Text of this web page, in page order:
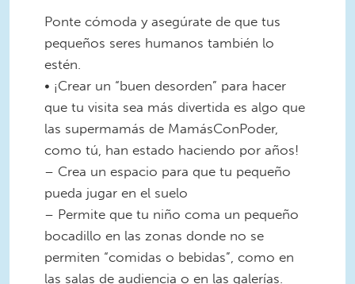
Ponte cómoda y asegúrate de que tus
pequeños seres humanos también lo
estén.
• ¡Crear un “buen desorden” para hacer
que tu visita sea más divertida es algo que
las supermamás de MamásConPoder,
como tú, han estado haciendo por años!
– Crea un espacio para que tu pequeño
pueda jugar en el suelo
– Permite que tu niño coma un pequeño
bocadillo en las zonas donde no se
permiten “comidas o bebidas”, como en
las salas de audiencia o en las galerías.